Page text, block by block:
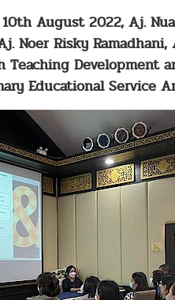
August 2022, Aj.
Noer Risky
Teaching Development
Educational Service